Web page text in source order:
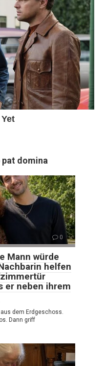
domina
0
Mann würde
helfen
er neben ihrem
dem Erdgeschoss.
Dann griff